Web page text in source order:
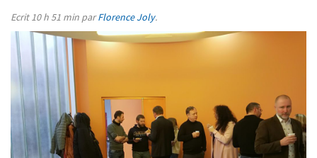
Ecrit10 h 51 min parFlorence Joly.